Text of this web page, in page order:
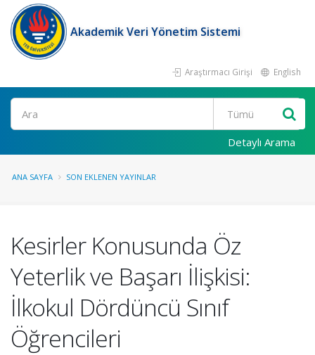
Akademik Veri Yönetim Sistemi
Araştırmacı Girişi English
Ara
Detaylı Arama
ANA SAYFA SON EKLENEN YAYINLAR
Kesirler Konusunda Öz
Yeterlik ve Başarı İlişkisi:
İlkokul Dördüncü Sınıf
Öğrencileri